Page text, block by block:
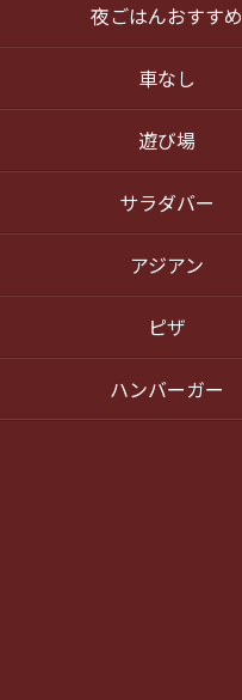
夜ごはんおすすめ
車なし
遊び場
サラダバー
アジアン
ピザ
ハンバーガー